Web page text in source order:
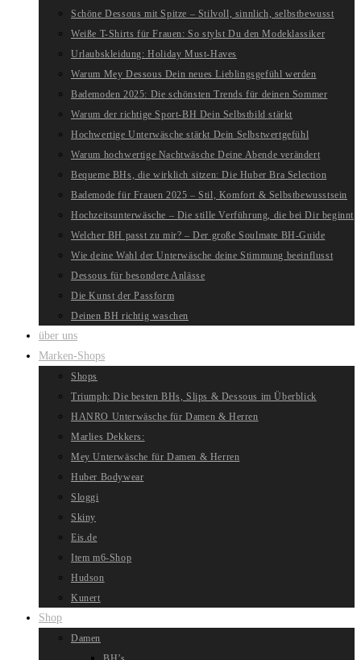
Schöne Dessous mit Spitze – Stilvoll, sinnlich, selbstbewusst
Weiße T-Shirts für Frauen: So stylst Du den Modeklassiker
Urlaubskleidung: Holiday Must-Haves
Warum Mey Dessous Dein neues Lieblingsgefühl werden
Bademoden 2025: Die schönsten Trends für deinen Sommer
Warum der richtige Sport-BH Dein Selbstbild stärkt
Hochwertige Unterwäsche stärkt Dein Selbstwertgefühl
Warum hochwertige Nachtwäsche Deine Abende verändert
Bequeme BHs, die wirklich sitzen: Die Huber Bra Selection
Bademode für Frauen 2025 – Stil, Komfort & Selbstbewusstsein
Hochzeitsunterwäsche – Die stille Verführung, die bei Dir beginnt
Welcher BH passt zu mir? – Der große Soulmate BH-Guide
Wie deine Wahl der Unterwäsche deine Stimmung beeinflusst
Dessous für besondere Anlässe
Die Kunst der Passform
Deinen BH richtig waschen
über uns
Marken-Shops
Shops
Triumph: Die besten BHs, Slips & Dessous im Überblick
HANRO Unterwäsche für Damen & Herren
Marlies Dekkers:
Mey Unterwäsche für Damen & Herren
Huber Bodywear
Sloggi
Skiny
Eis.de
Item m6-Shop
Hudson
Kunert
Shop
Damen